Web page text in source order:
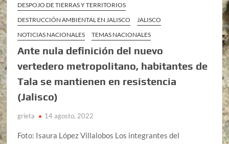
DESPOJO DE TIERRAS Y TERRITORIOS
DESTRUCCIÓN AMBIENTAL EN JALISCO
JALISCO
NOTICIAS NACIONALES
TEMAS NACIONALES
Ante nula definición del nuevo
vertedero metropolitano, habitantes de
Tala se mantienen en resistencia
(Jalisco)
grieta 14 agosto, 2022
Foto: Isaura López Villalobos Los integrantes del